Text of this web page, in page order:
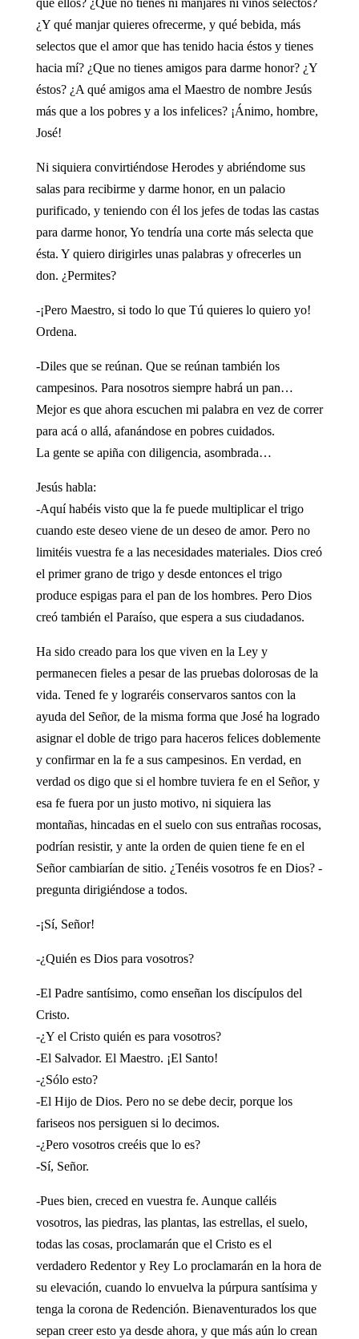
¿Y qué manjar quieres ofrecerme, y qué bebida, más
selectos que el amor que has tenido hacia éstos y tienes
hacia mí? ¿Que no tienes amigos para darme honor? ¿Y
éstos? ¿A qué amigos ama el Maestro de nombre Jesús
más que a los pobres y a los infelices? ¡Ánimo, hombre,
José!
Ni siquiera convirtiéndose Herodes y abriéndome sus
salas para recibirme y darme honor, en un palacio
purificado, y teniendo con él los jefes de todas las castas
para darme honor, Yo tendría una corte más selecta que
ésta. Y quiero dirigirles unas palabras y ofrecerles un
don. ¿Permites?
-¡Pero Maestro, si todo lo que Tú quieres lo quiero yo!
Ordena.
-Diles que se reúnan. Que se reúnan también los
campesinos. Para nosotros siempre habrá un pan…
Mejor es que ahora escuchen mi palabra en vez de correr
para acá o allá, afanándose en pobres cuidados.
La gente se apiña con diligencia, asombrada…
Jesús habla:
-Aquí habéis visto que la fe puede multiplicar el trigo
cuando este deseo viene de un deseo de amor. Pero no
limitéis vuestra fe a las necesidades materiales. Dios creó
el primer grano de trigo y desde entonces el trigo
produce espigas para el pan de los hombres. Pero Dios
creó también el Paraíso, que espera a sus ciudadanos.
Ha sido creado para los que viven en la Ley y
permanecen fieles a pesar de las pruebas dolorosas de la
vida. Tened fe y lograréis conservaros santos con la
ayuda del Señor, de la misma forma que José ha logrado
asignar el doble de trigo para haceros felices doblemente
y confirmar en la fe a sus campesinos. En verdad, en
verdad os digo que si el hombre tuviera fe en el Señor, y
esa fe fuera por un justo motivo, ni siquiera las
montañas, hincadas en el suelo con sus entrañas rocosas,
podrían resistir, y ante la orden de quien tiene fe en el
Señor cambiarían de sitio. ¿Tenéis vosotros fe en Dios? -
pregunta dirigiéndose a todos.
-¡Sí, Señor!
-¿Quién es Dios para vosotros?
-El Padre santísimo, como enseñan los discípulos del
Cristo.
-¿Y el Cristo quién es para vosotros?
-El Salvador. El Maestro. ¡El Santo!
-¿Sólo esto?
-El Hijo de Dios. Pero no se debe decir, porque los
fariseos nos persiguen si lo decimos.
-¿Pero vosotros creéis que lo es?
-Sí, Señor.
-Pues bien, creced en vuestra fe. Aunque calléis
vosotros, las piedras, las plantas, las estrellas, el suelo,
todas las cosas, proclamarán que el Cristo es el
verdadero Redentor y Rey Lo proclamarán en la hora de
su elevación, cuando lo envuelva la púrpura santísima y
tenga la corona de Redención. Bienaventurados los que
sepan creer esto ya desde ahora, y que más aún lo crean